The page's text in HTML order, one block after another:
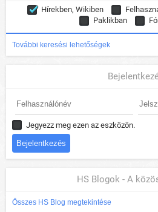
Hírekben, Wikiben
Paklikban
További keresési lehetőségek
Jegyezz meg ezen az eszközön.
HS Blogok - A
Összes HS Blog megtekintése